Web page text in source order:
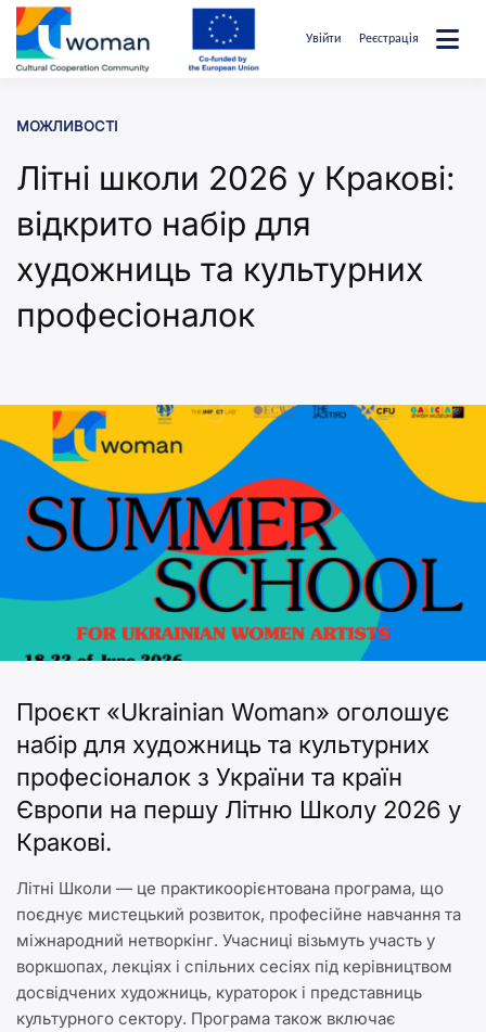
Перейти
до
вмісту
Увійти Реєстрація
МОЖЛИВОСТІ
Літні школи 2026 у Кракові:
відкрито набір для
художниць та культурних
професіоналок
Проєкт «Ukrainian Woman» оголошує
набір для художниць та культурних
професіоналок з України та країн
Європи на першу Літню Школу 2026 у
Кракові.
Літні Школи — це практикоорієнтована програма, що
поєднує мистецький розвиток, професійне навчання та
міжнародний нетворкінг. Учасниці візьмуть участь у
воркшопах, лекціях і спільних сесіях під керівництвом
досвідчених художниць, кураторок і представниць
культурного сектору. Програма також включає